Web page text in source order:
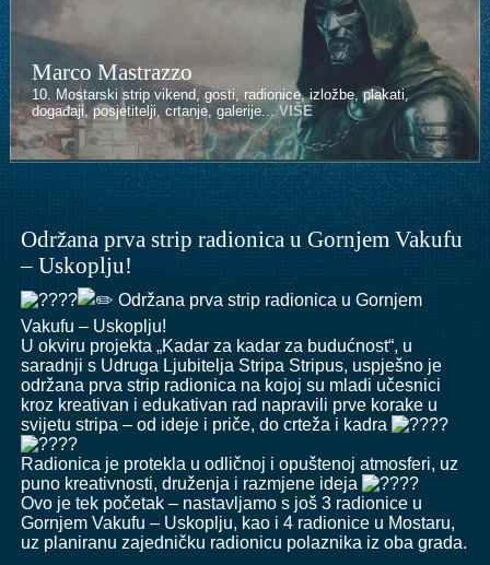
Marco Mastrazzo
10. Mostarski strip vikend, gosti, radionice, izložbe, plakati,
događaji, posjetitelji, crtanje, galerije...VIŠE
Kenan Halilović
10. Mostarski strip vikend, gosti, radionice, izložbe, plakati,
događaji, posjetitelji, crtanje, galerije...VIŠE
Održana prva strip radionica u Gornjem Vakufu
– Uskoplju!
Održana prva strip radionica u Gornjem
Vakufu – Uskoplju!
U okviru projekta „Kadar za kadar za budućnost“, u
saradnji s Udruga Ljubitelja Stripa Stripus, uspješno je
održana prva strip radionica na kojoj su mladi učesnici
kroz kreativan i edukativan rad napravili prve korake u
svijetu stripa – od ideje i priče, do crteža i kadra
Radionica je protekla u odličnoj i opuštenoj atmosferi, uz
puno kreativnosti, druženja i razmjene ideja
Ovo je tek početak – nastavljamo s još 3 radionice u
Gornjem Vakufu – Uskoplju, kao i 4 radionice u Mostaru,
uz planiranu zajedničku radionicu polaznika iz oba grada.